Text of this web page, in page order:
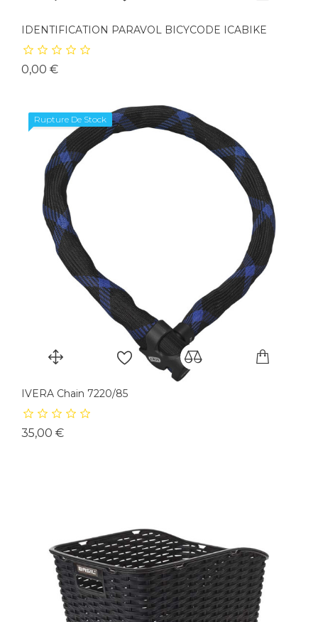
IDENTIFICATION PARAVOL BICYCODE ICABIKE
0,00 €Prix
Rupture De Stock
IVERA Chain 7220/85
35,00 €Prix